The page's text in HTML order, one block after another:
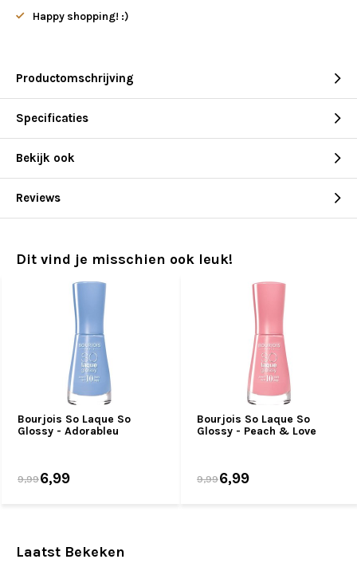
Happy shopping! :)
Productomschrijving
Specificaties
Bekijk ook
Reviews
Dit vind je misschien ook leuk!
Bourjois So Laque So
Glossy - Adorableu
9,996,99
Bourjois So Laque So
Glossy - Peach & Love
9,996,99
Laatst Bekeken